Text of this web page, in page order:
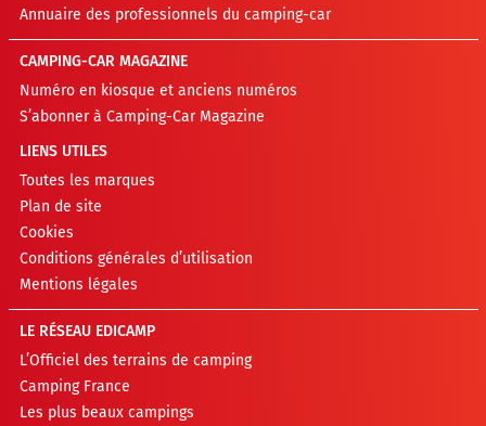
Annuaire des professionnels du camping-car
CAMPING-CAR MAGAZINE
Numéro en kiosque et anciens numéros
S’abonner à Camping-Car Magazine
LIENS UTILES
Toutes les marques
Plan de site
Cookies
Conditions générales d’utilisation
Mentions légales
LE RÉSEAU EDICAMP
L’Officiel des terrains de camping
Camping France
Les plus beaux campings